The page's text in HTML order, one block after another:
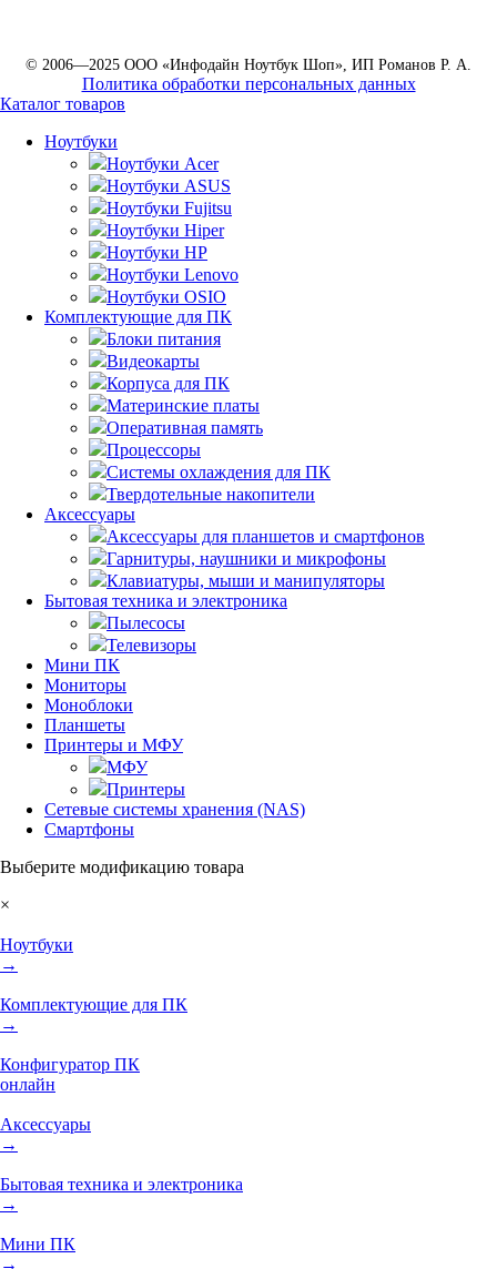
© 2006—2025 ООО «Инфодайн Ноутбук Шоп», ИП Романов Р. А.
Политика обработки персональных данных
Каталог товаров
Ноутбуки
Ноутбуки Acer
Ноутбуки ASUS
Ноутбуки Fujitsu
Ноутбуки Hiper
Ноутбуки HP
Ноутбуки Lenovo
Ноутбуки OSIO
Комплектующие для ПК
Блоки питания
Видеокарты
Корпуса для ПК
Материнские платы
Оперативная память
Процессоры
Системы охлаждения для ПК
Твердотельные накопители
Аксессуары
Аксессуары для планшетов и смартфонов
Гарнитуры, наушники и микрофоны
Клавиатуры, мыши и манипуляторы
Бытовая техника и электроника
Пылесосы
Телевизоры
Мини ПК
Мониторы
Моноблоки
Планшеты
Принтеры и МФУ
МФУ
Принтеры
Сетевые системы хранения (NAS)
Смартфоны
Выберите модификацию товара
×
Ноутбуки
→
Комплектующие для ПК
→
Конфигуратор ПК
онлайн
Аксессуары
→
Бытовая техника и электроника
→
Мини ПК
→